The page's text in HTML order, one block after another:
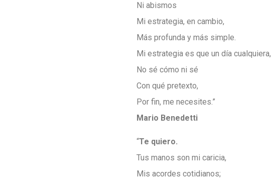
Ni abismos
Mi estrategia, en cambio,
Más profunda y más simple.
Mi estrategia es que un día cualquiera,
No sé cómo ni sé
Con qué pretexto,
Por fin, me necesites.”
Mario Benedetti
“Te quiero.
Tus manos son mi caricia,
Mis acordes cotidianos;